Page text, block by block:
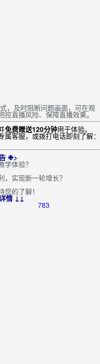
，及时阻断问题画面，可在观
控直播风险、保障直播效果。
免费赠送120分钟用于体验。
客服，或拨打电话即刻了解：
❉>
学体验？
实现新一轮增长？
的了解！
情 ↓↓